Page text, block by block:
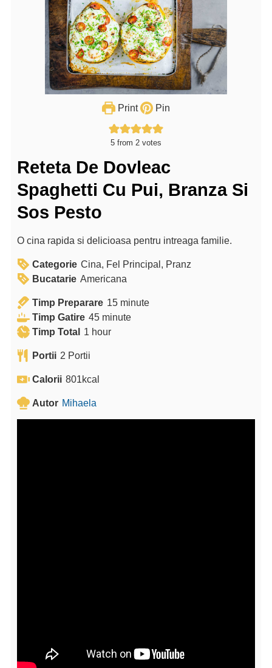
Print Pin
5 from 2 votes
Reteta De Dovleac
Spaghetti Cu Pui, Branza Si
Sos Pesto
O cina rapida si delicioasa pentru intreaga familie.
Categorie Cina, Fel Principal, Pranz
Bucatarie Americana
Timp Preparare 15m
i
minute
Timp Gatire 45m
i
minute
Timp Total 1 h
u
r
hour
Portii 2 Portii
Calorii 801kcal
Autor Mihaela